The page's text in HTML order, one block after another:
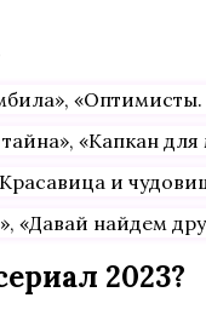
«Капкан для
и
«Давай найдем
2023?